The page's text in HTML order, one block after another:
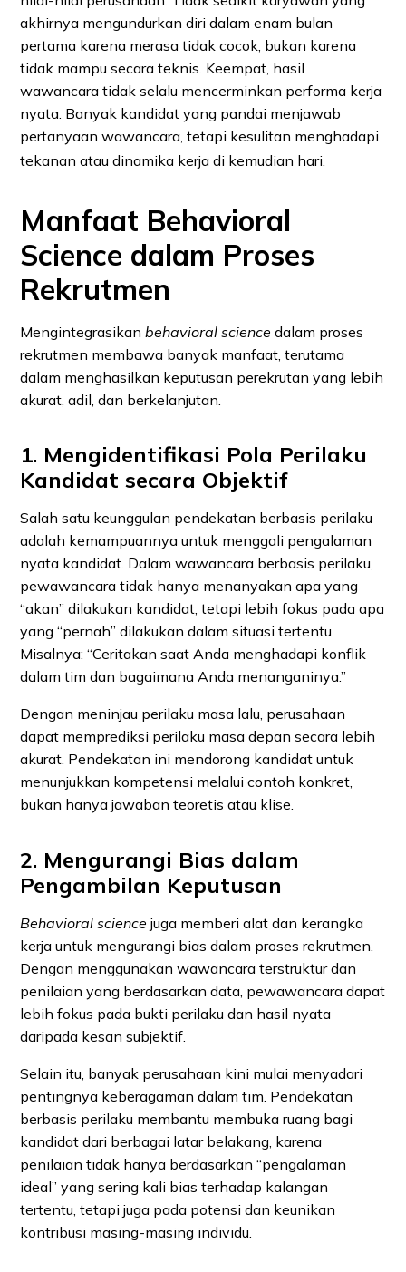
akhirnya mengundurkan diri dalam enam bulan
pertama karena merasa tidak cocok, bukan karena
tidak mampu secara teknis. Keempat, hasil
wawancara tidak selalu mencerminkan performa kerja
nyata. Banyak kandidat yang pandai menjawab
pertanyaan wawancara, tetapi kesulitan menghadapi
tekanan atau dinamika kerja di kemudian hari.
Manfaat Behavioral
Science dalam Proses
Rekrutmen
Mengintegrasikanbehavioral science dalam proses
rekrutmen membawa banyak manfaat, terutama
dalam menghasilkan keputusan perekrutan yang lebih
akurat, adil, dan berkelanjutan.
1. Mengidentifikasi Pola Perilaku
Kandidat secara Objektif
Salah satu keunggulan pendekatan berbasis perilaku
adalah kemampuannya untuk menggali pengalaman
nyata kandidat. Dalam wawancara berbasis perilaku,
pewawancara tidak hanya menanyakan apa yang
“akan” dilakukan kandidat, tetapi lebih fokus pada apa
yang “pernah” dilakukan dalam situasi tertentu.
Misalnya: “Ceritakan saat Anda menghadapi konflik
dalam tim dan bagaimana Anda menanganinya.”
Dengan meninjau perilaku masa lalu, perusahaan
dapat memprediksi perilaku masa depan secara lebih
akurat. Pendekatan ini mendorong kandidat untuk
menunjukkan kompetensi melalui contoh konkret,
bukan hanya jawaban teoretis atau klise.
2. Mengurangi Bias dalam
Pengambilan Keputusan
Behavioral science juga memberi alat dan kerangka
kerja untuk mengurangi bias dalam proses rekrutmen.
Dengan menggunakan wawancara terstruktur dan
penilaian yang berdasarkan data, pewawancara dapat
lebih fokus pada bukti perilaku dan hasil nyata
daripada kesan subjektif.
Selain itu, banyak perusahaan kini mulai menyadari
pentingnya keberagaman dalam tim. Pendekatan
berbasis perilaku membantu membuka ruang bagi
kandidat dari berbagai latar belakang, karena
penilaian tidak hanya berdasarkan “pengalaman
ideal” yang sering kali bias terhadap kalangan
tertentu, tetapi juga pada potensi dan keunikan
kontribusi masing-masing individu.